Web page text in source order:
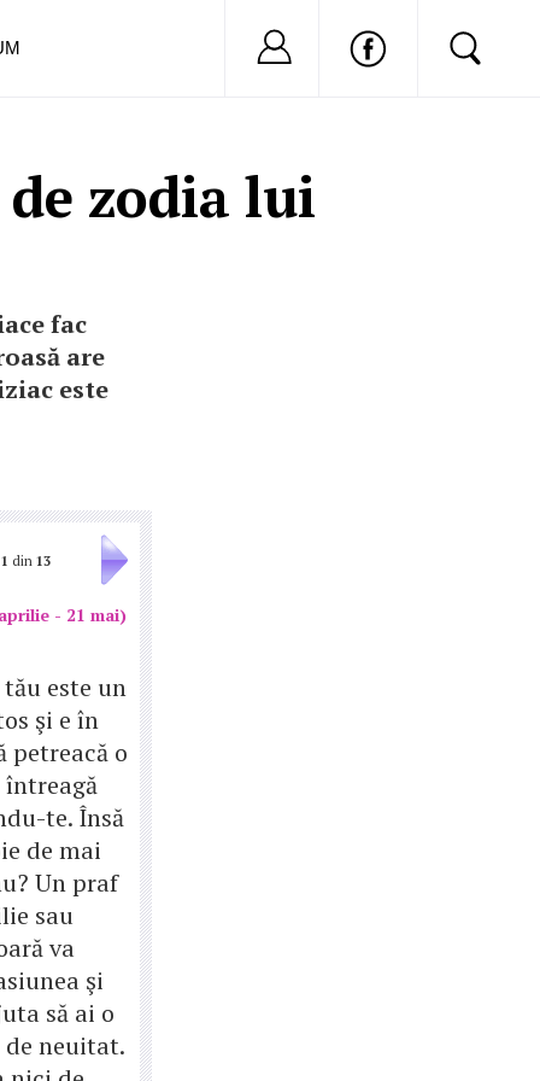
zodia lui
fac
are
este
1 din 13
- 21 mai)
este un
şi e în
petreacă o
te. Însă
de mai
Un praf
sau
va
şi
să ai o
neuitat.
Nu ai cont?